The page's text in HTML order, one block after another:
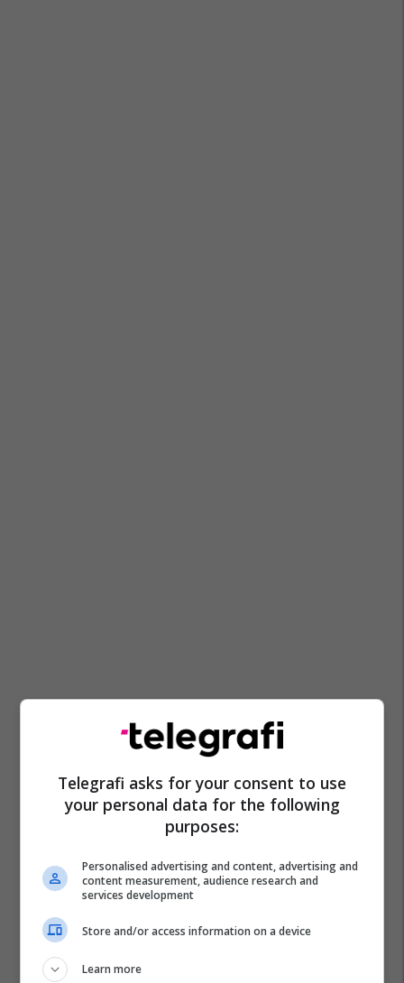
Telegrafi asks for your consent to use
your personal data for the following
purposes:
Personalised advertising and content, advertising and
content measurement, audience research and
services development
Store and/or access information on a device
Learn more